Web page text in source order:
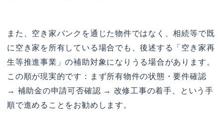
また、空き家バンクを通じた物件ではなく、相続等で既
に空き家を所有している場合でも、後述する「空き家再
生等推進事業」の補助対象になりうる場合があります。
この順が現実的です：まず所有物件の状態・要件確認
→ 補助金の申請可否確認 → 改修工事の着手、という手
順で進めることをお勧めします。